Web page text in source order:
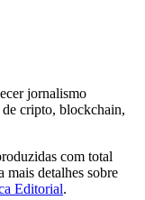
jornalismo
de cripto, blockchain,
com total
mais detalhes sobre
Editorial.